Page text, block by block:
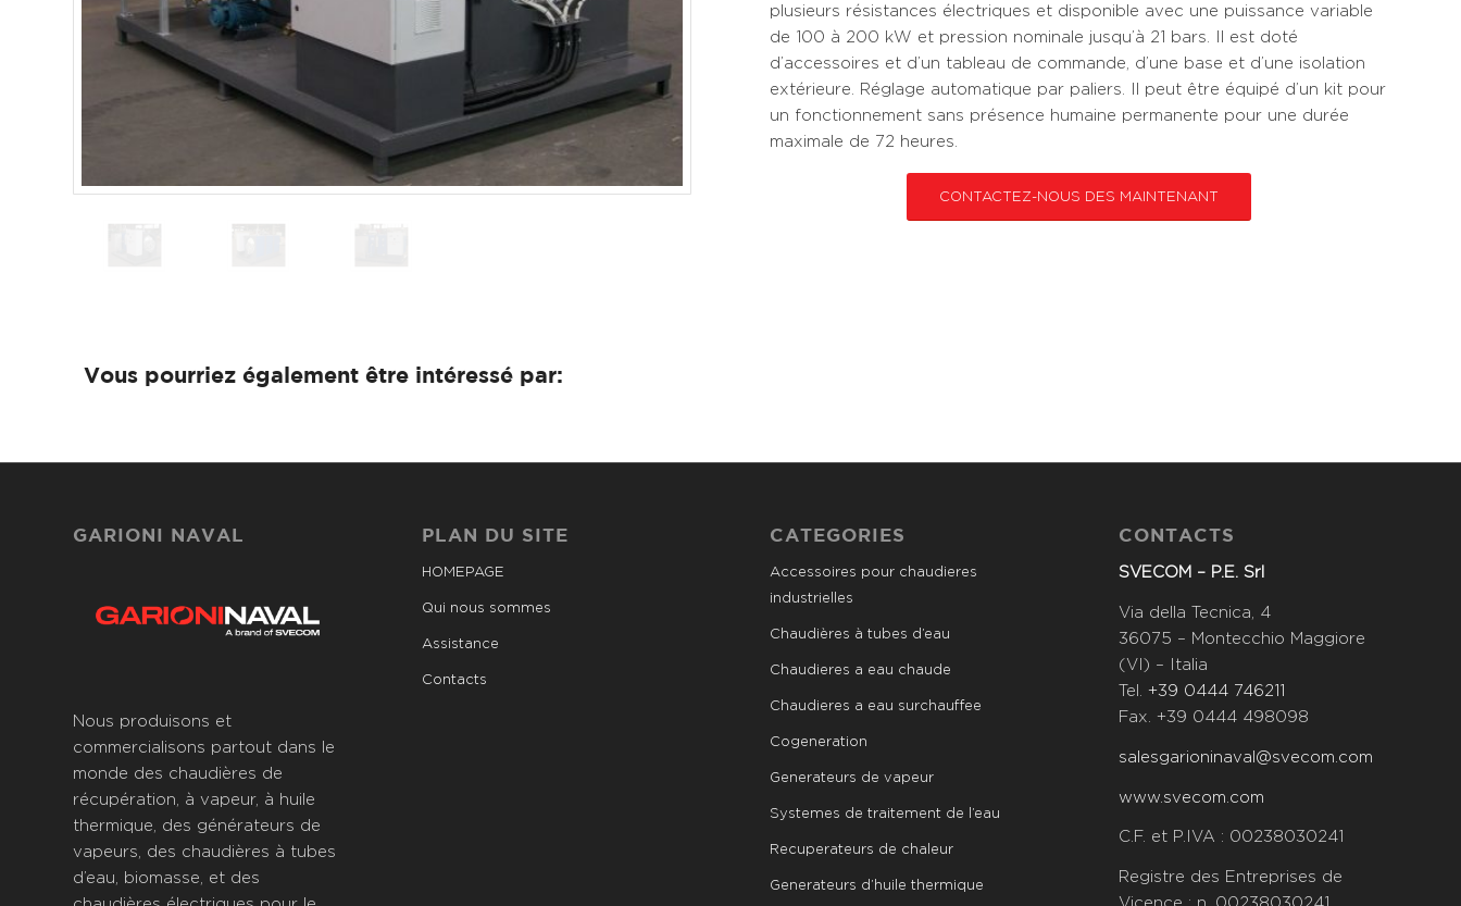
plusieurs résistances électriques et disponible avec une puissance variable
de 100 à 200 kW et pression nominale jusqu’à 21 bars. Il est doté
d’accessoires et d’un tableau de commande, d’une base et d’une isolation
extérieure. Réglage automatique par paliers. Il peut être équipé d’un kit pour
un fonctionnement sans présence humaine permanente pour une durée
maximale de 72 heures.
CONTACTEZ-NOUS DES MAINTENANT
Vous pourriez également être intéressé par:
GARIONI NAVAL
Nous produisons et
commercialisons partout dans le
monde des chaudières de
récupération, à vapeur, à huile
thermique, des générateurs de
vapeurs, des chaudières à tubes
d’eau, biomasse, et des
PLAN DU SITE
HOMEPAGE
Qui nous sommes
Assistance
Contacts
CATEGORIES
Accessoires pour chaudieres
industrielles
Chaudières à tubes d’eau
Chaudieres a eau chaude
Chaudieres a eau surchauffee
Cogeneration
Generateurs de vapeur
Systemes de traitement de l’eau
Recuperateurs de chaleur
Generateurs d’huile thermique
CONTACTS
SVECOM – P.E. Srl
Via della Tecnica, 4
36075 – Montecchio Maggiore
(VI) – Italia
Tel. +39 0444 746211
Fax. +39 0444 498098
salesgarioninaval@svecom.com
www.svecom.com
C.F. et P.IVA : 00238030241
Registre des Entreprises de